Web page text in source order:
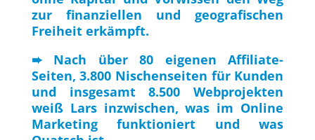
zur finanziellen und geografischen
Freiheit erkämpft.
➨ Nach über 80 eigenen Affiliate-
Seiten, 3.800 Nischenseiten für Kunden
und insgesamt 8.500 Webprojekten
weiß Lars inzwischen, was im Online
Marketing funktioniert und was